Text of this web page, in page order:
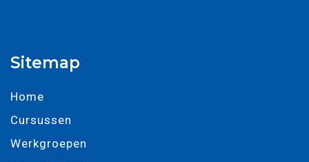
Sitemap
Home
Cursussen
Werkgroepen